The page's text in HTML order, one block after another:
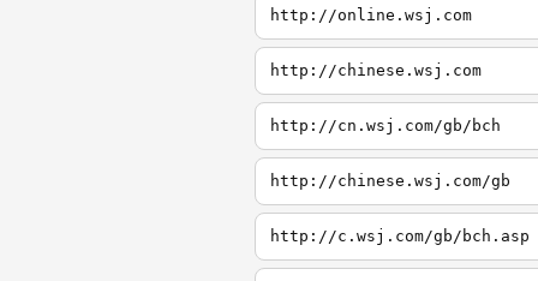
http://online.wsj.com
http://chinese.wsj.com
http://cn.wsj.com/gb/bch
http://chinese.wsj.com/gb
http://c.wsj.com/gb/bch.asp